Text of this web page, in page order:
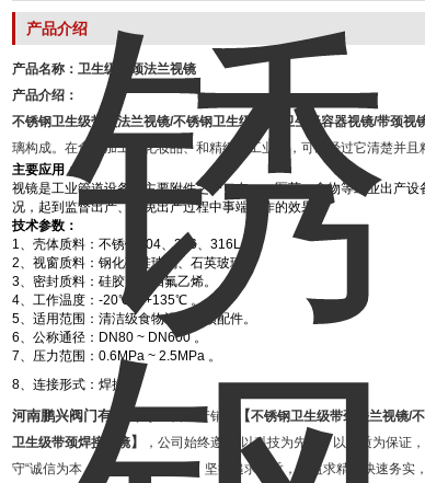
产品介绍
产品名称： 卫生级带颈法兰视镜
产品介绍：
不锈钢卫生级带颈法兰视镜/不锈钢卫生级视镜 卫生级容器视镜/带颈视
璃构成。在食物加工、化妆品、和精细等工业中，可以经过它清楚并且
主要应用：
视镜是工业管道设备上主要附件之一，在、、医药、食物等工业出产
况，起到监督出产、避免出产过程中事端发作的效果。
技术参数：
1、壳体质料：不锈钢304、316、316L。
2、视窗质料：钢化硼硅玻璃、石英玻璃。
3、密封质料：硅胶、聚四氟乙烯。
4、工作温度：-20℃ ~ +135℃ 。
5、适用范围：清洁级食物设备罐顶配件。
6、公称通径：DN80 ~ DN600 。
7、压力范围：0.6MPa ~ 2.5MPa 。
8、连接形式：焊接 。
河南鹏兴阀门有限公司 主要生产销售 【不锈钢卫生级带颈法兰视镜/
卫生级带颈焊接视镜】
，公司始终遵循“以科技为先导，以品质为保证
守“诚信为本，用心服务"的信念，坚持追求品质，精益求精，快速务实